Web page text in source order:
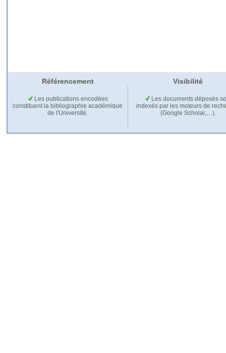
Référencement Visibilité
Les publications encodées
constituent la bibliographie académique
de l'Université.
Les documents déposés
indexés par les moteurs de
(Google Scholar,…).